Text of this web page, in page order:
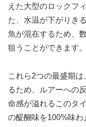
えた大型のロックフ
た、水温が下がりき
魚が混在するため、
狙うことができます。
これら2つの最盛期
るため、ルアーへの
命感が溢れるこのタ
の醍醐味を100%味わ